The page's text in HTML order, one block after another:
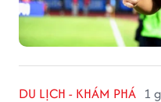
DU LỊCH - KHÁM PHÁ 1